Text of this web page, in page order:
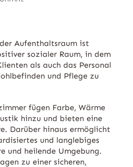
Aufenthaltsraum ist
sozialer Raum, in dem
als auch das Personal
und Pflege zu
fügen Farbe, Wärme
hinzu und bieten eine
Darüber hinaus ermöglicht
und langlebiges
und heilende Umgebung.
zu einer sicheren,